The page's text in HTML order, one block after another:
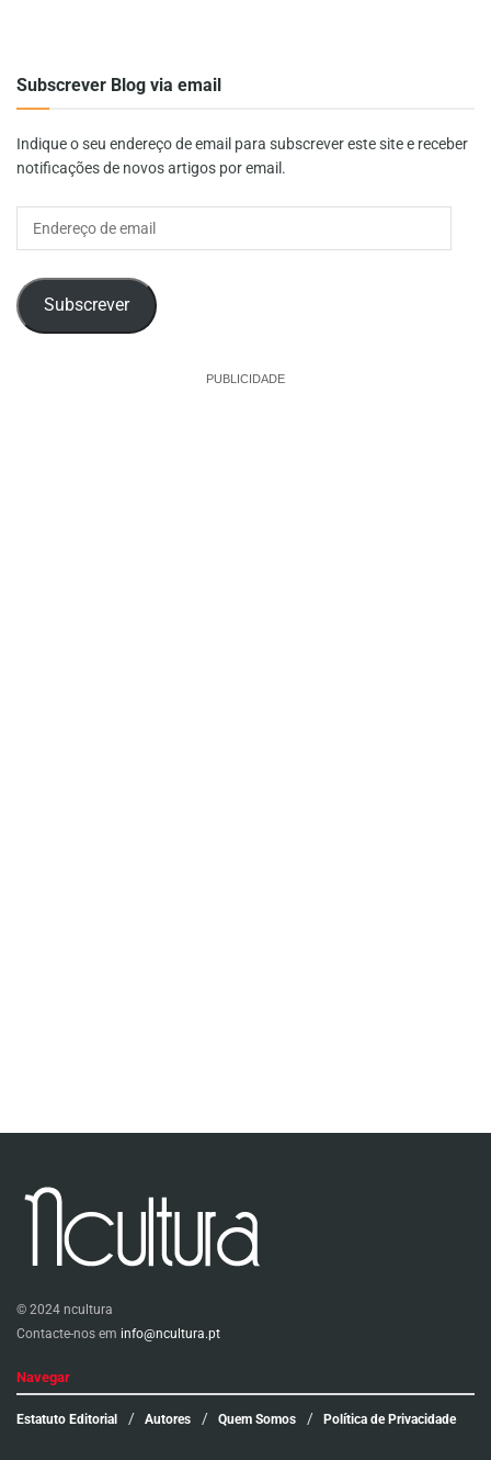
Subscrever Blog via email
Indique o seu endereço de email para subscrever este site e receber
notificações de novos artigos por email.
Subscrever
PUBLICIDADE
© 2024 ncultura
Contacte-nos em info@ncultura.pt
Navegar
Estatuto Editorial Autores Quem Somos Política de Privacidade